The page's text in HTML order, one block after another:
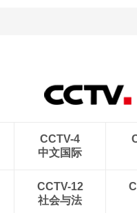
CCTV-4
中文国际
CCTV-12
社会与法